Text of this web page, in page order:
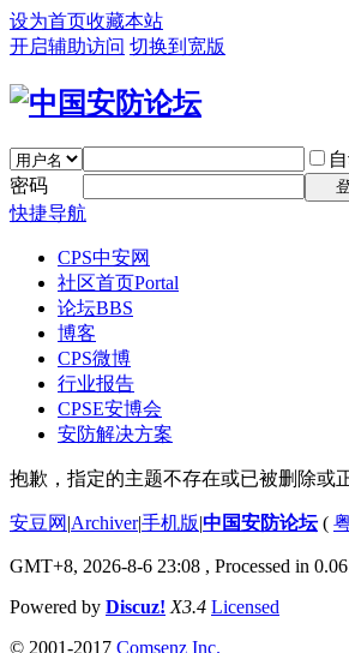
设为首页收藏本站
开启辅助访问 切换到宽版
密码
快捷导航
CPS中安网
社区首页Portal
论坛BBS
博客
CPS微博
行业报告
CPSE安博会
安防解决方案
抱歉，指定的主题不存在或已被删除或
安豆网 |Archiver|手机版|中国安防论坛(
GMT+8, 2026-8-6 23:08 , Processed in
Powered by Discuz! X3.4 Licensed
© 2001-2017 Comsenz Inc.